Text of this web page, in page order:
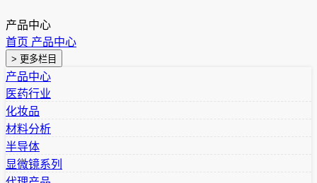
产品中心
首页 产品中心
> 更多栏目
产品中心
医药行业
化妆品
材料分析
半导体
显微镜系列